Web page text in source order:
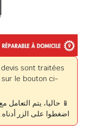
sont traitées
sur le bouton ci-
📱 حاليا، يتم
اضغطوا على الزر أدناه.